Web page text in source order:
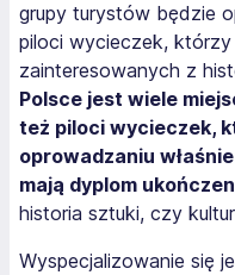
grupy turystów będzie
piloci wycieczek,
zainteresowanych z
Polsce jest wiele
też piloci wycieczek,
oprowadzaniu
mają dyplom
historia sztuki, czy
Wyspecjalizowanie się